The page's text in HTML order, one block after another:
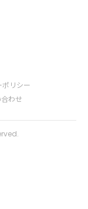
ポリシー
わせ